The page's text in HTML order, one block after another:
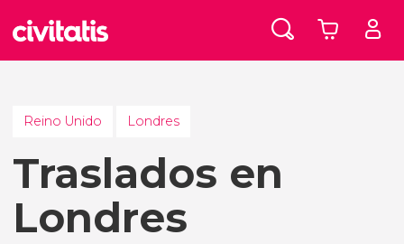
Reino Unido Londres
Traslados en
Londres